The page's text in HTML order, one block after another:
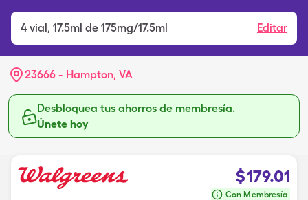
4 vial, 17.5ml de 175mg/17.5ml Editar
23666 - Hampton, VA
Desbloquea tus ahorros de membresía.
Únete hoy
$179.01
Con Membresía